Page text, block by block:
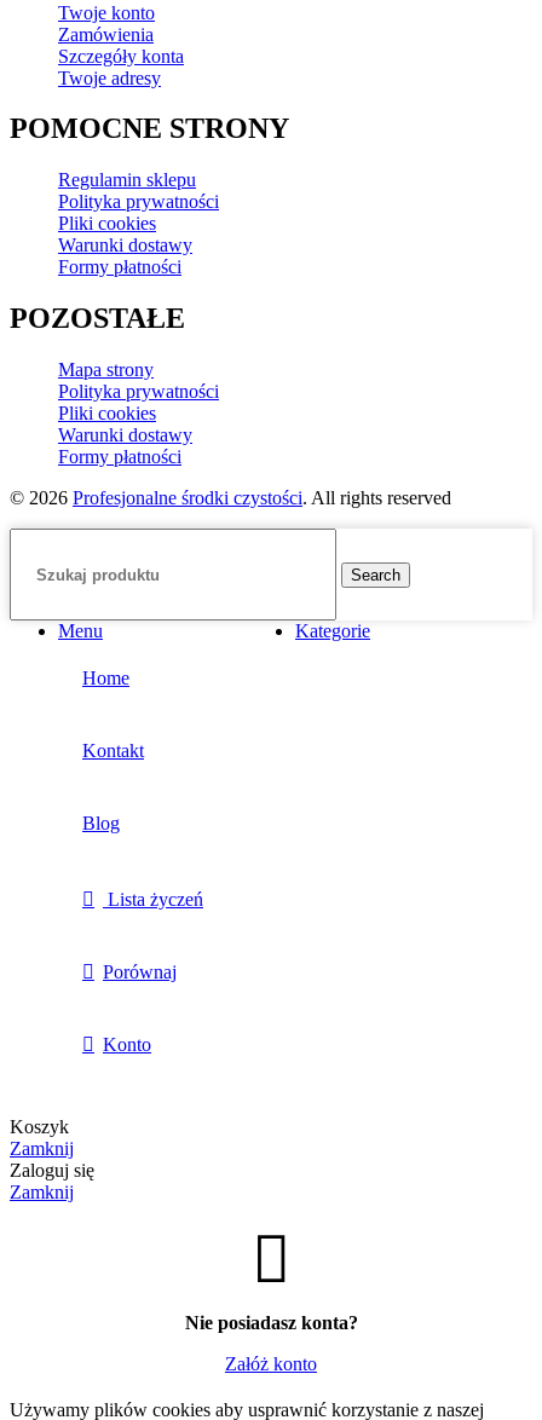
Twoje konto
Zamówienia
Szczegóły konta
Twoje adresy
POMOCNE STRONY
Regulamin sklepu
Polityka prywatności
Pliki cookies
Warunki dostawy
Formy płatności
POZOSTAŁE
Mapa strony
Polityka prywatności
Pliki cookies
Warunki dostawy
Formy płatności
© 2026 Profesjonalne środki czystości. All rights reserved
Search
Menu Kategorie
Home
Kontakt
Blog
Lista życzeń
Porównaj
Konto
Koszyk
Zamknij
Zaloguj się
Zamknij
Nie posiadasz konta?
Załóż konto
Używamy plików cookies aby usprawnić korzystanie z naszej